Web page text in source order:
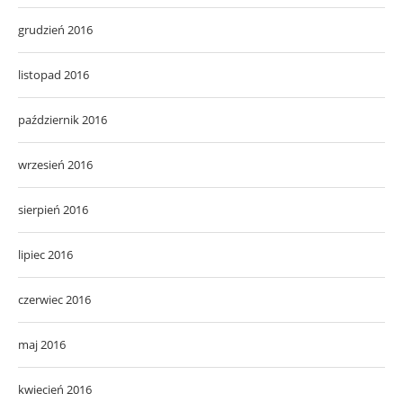
grudzień 2016
listopad 2016
październik 2016
wrzesień 2016
sierpień 2016
lipiec 2016
czerwiec 2016
maj 2016
kwiecień 2016